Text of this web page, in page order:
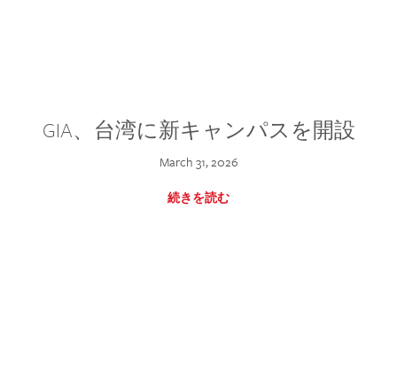
GIA、台湾に新キャンパスを開設
March 31, 2026
続きを読む